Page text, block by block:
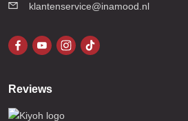
klantenservice@inamood.nl
Reviews